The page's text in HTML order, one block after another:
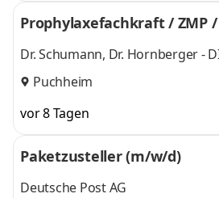
Prophylaxefachkraft / ZMP
Dr. Schumann, Dr. Hornberger -
ZAHNÄRZTE
Puchheim
vor 8 Tagen
Paketzusteller (m/w/d)
Deutsche Post AG